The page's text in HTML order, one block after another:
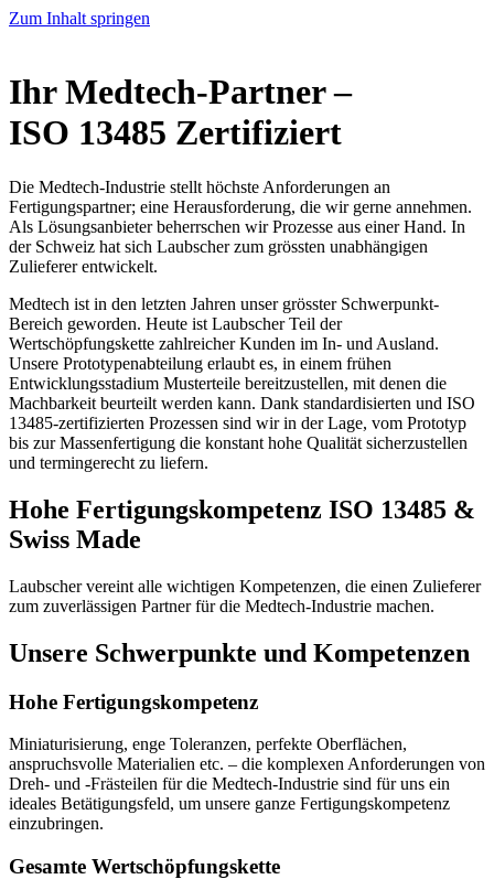
Zum Inhalt springen
Ihr Medtech-Partner –
ISO 13485 Zertifiziert
Die Medtech-Industrie stellt höchste Anforderungen an
Fertigungspartner; eine Herausforderung, die wir gerne annehmen.
Als Lösungsanbieter beherrschen wir Prozesse aus einer Hand. In
der Schweiz hat sich Laubscher zum grössten unabhängigen
Zulieferer entwickelt.
Medtech ist in den letzten Jahren unser grösster Schwerpunkt-
Bereich geworden. Heute ist Laubscher Teil der
Wertschöpfungskette zahlreicher Kunden im In- und Ausland.
Unsere Prototypenabteilung erlaubt es, in einem frühen
Entwicklungsstadium Musterteile bereitzustellen, mit denen die
Machbarkeit beurteilt werden kann. Dank standardisierten und ISO
13485-zertifizierten Prozessen sind wir in der Lage, vom Prototyp
bis zur Massenfertigung die konstant hohe Qualität sicherzustellen
und termingerecht zu liefern.
Hohe Fertigungskompetenz ISO 13485 &
Swiss Made
Laubscher vereint alle wichtigen Kompetenzen, die einen Zulieferer
zum zuverlässigen Partner für die Medtech-Industrie machen.
Unsere Schwerpunkte und Kompetenzen
Hohe Fertigungskompetenz
Miniaturisierung, enge Toleranzen, perfekte Oberflächen,
anspruchsvolle Materialien etc. – die komplexen Anforderungen von
Dreh- und -Frästeilen für die Medtech-Industrie sind für uns ein
ideales Betätigungsfeld, um unsere ganze Fertigungskompetenz
einzubringen.
Gesamte Wertschöpfungskette